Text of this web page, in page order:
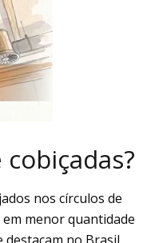
nos círculos de
menor quantidade